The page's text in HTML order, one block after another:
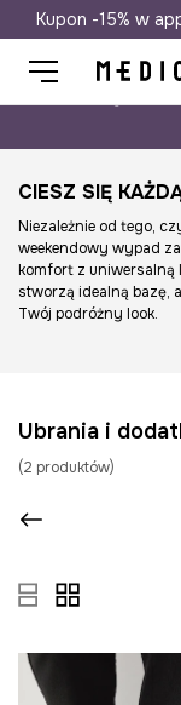
Kupon -15% w
CIESZ SIĘ
Niezależnie od tego,
weekendowy wypad
komfort z uniwersalną
stworzą idealną bazę,
Twój podróżny look.
Ubrania i
(2 produktów)